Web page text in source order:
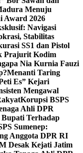
Menuju
Award 2026
Navigasi
Stabilitas
SS1 dan Pistol
Prajurit Kodim
Nia Kurnia Fauzi
Menanti Taring
Es” Kejari
Mengawal
Korupsi BSPS
Ahli DPR
Terhadap
Sumenep:
Anggota DPR RI
Desak Kejati Jatim